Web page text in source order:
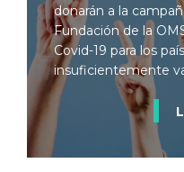
donarán a la
Fundación de la
Covid-19 para los
insuficientemente